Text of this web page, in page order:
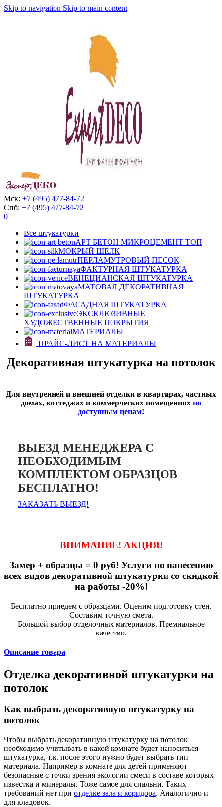
Skip to navigation Skip to main content
Мск: +7 (495) 477-84-72
Спб: +7 (495) 477-84-72
0
Все штукатурки
АРТ БЕТОН МИКРОЦЕМЕНТ ТОП
МОКРЫЙ ШЕЛК
ПЕРЛАМУТРОВЫЙ ПЕСОК
ФАКТУРНАЯ ШТУКАТУРКА
ВЕНЕЦИАНСКАЯ ШТУКАТУРКА
МАТОВАЯ ДЕКОРАТИВНАЯ
ШТУКАТУРКА
ФАСАДНАЯ ШТУКАТУРКА
ЭКСКЛЮЗИВНЫЕ
ХУДОЖЕСТВЕННЫЕ ПОКРЫТИЯ
МАТЕРИАЛЫ
ПРАЙС-ЛИСТ НА МАТЕРИАЛЫ
Декоративная штукатурка на потолок
Для внутренней и внешней отделки в квартирах, частных
домах, коттеджах и коммерческих помещениях по
доступным ценам!
ВЫЕЗД МЕНЕДЖЕРА С
НЕОБХОДИМЫМ
КОМПЛЕКТОМ ОБРАЗЦОВ
БЕСПЛАТНО!
ЗАКАЗАТЬ ВЫЕЗД!
ВНИМАНИЕ! АКЦИЯ!
Замер + образцы = 0 руб! Услуги по нанесению
всех видов декоративной штукатурки со скидкой
на работы -20%!
Бесплатно приедем с образцами. Оценим подготовку стен.
Составим точную смета.
Большой выбор отделочных материалов. Премиальное
качество.
Описание товара
Отделка декоративной штукатурки на
потолок
Как выбрать декоративную штукатурку на
потолок
Чтобы выбрать декоративную штукатурку на потолок
необходимо учитывать в какой комнате будет наноситься
штукатурка, т.к. после этого нужно будет выбрать тип
материала. Например в комнате для детей применяют
безопасные с точки зрения экологии смеси в составе которых
известка и минералы. Тоже самое для спальни. Таких
требований нет при отделке зала и коридора. Аналогично и
для кладовок.